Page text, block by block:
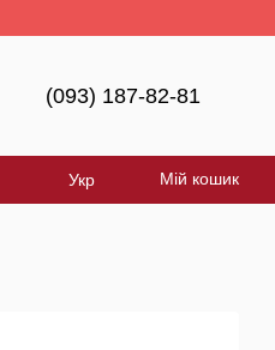
(093) 187-82-81
Укр Мій кошик